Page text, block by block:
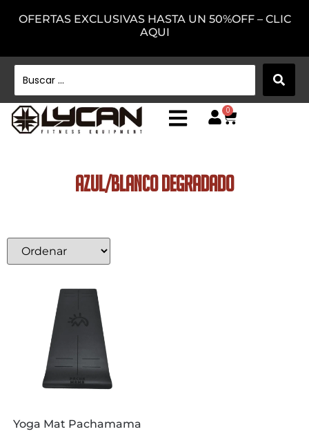
OFERTAS EXCLUSIVAS HASTA UN 50%OFF – CLIC
AQUI
0
Azul/Blanco Degradado
Yoga Mat Pachamama